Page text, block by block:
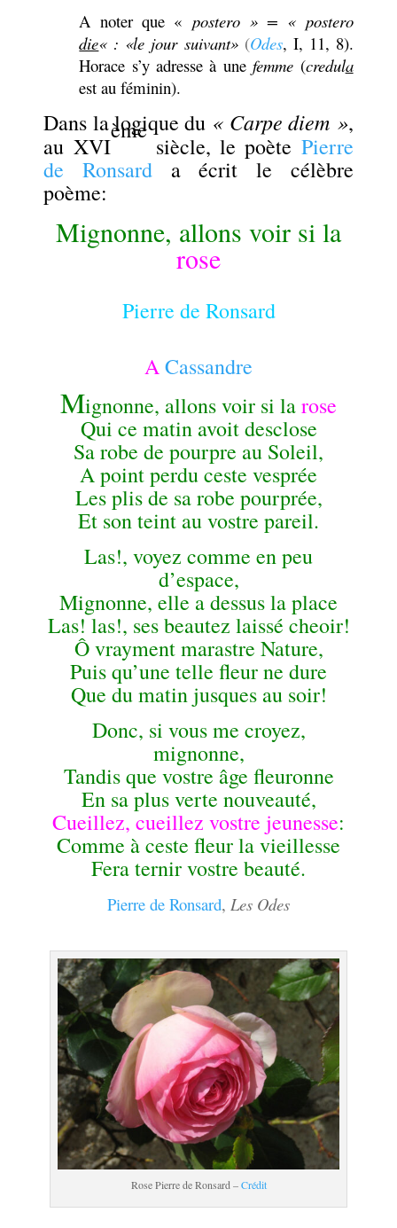
A noter que « postero » = « postero
die« : «le jour suivant»(Odes, I, 11, 8).
Horace s’y adresse à unefemme (credula
est au féminin).
Dans la logique du « Carpe diem »,
au XVI
ème
siècle, le poète Pierre
de Ronsard a écrit le célèbre
poème:
Mignonne, allons voir si la
rose
Pierre de Ronsard
ACassandre
Mignonne, allons voir si larose
Qui ce matin avoit desclose
Sa robe de pourpre au Soleil,
A point perdu ceste vesprée
Les plis de sa robe pourprée,
Et son teint au vostre pareil.
Las!, voyez comme en peu
d’espace,
Mignonne, elle a dessus la place
Las! las!, ses beautez laissé cheoir!
Ô vrayment marastre Nature,
Puis qu’une telle fleur ne dure
Que du matin jusques au soir!
Donc, si vous me croyez,
mignonne,
Tandis que vostre âge fleuronne
En sa plus verte nouveauté,
Cueillez, cueillez vostre jeunesse:
Comme à ceste fleur la vieillesse
Fera ternir vostre beauté.
Pierre de Ronsard, Les Odes
Rose Pierre de Ronsard –Crédit